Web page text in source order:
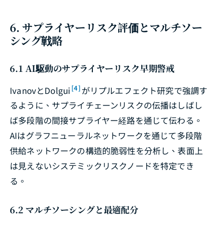
6. サプライヤーリスク評価とマルチソー
シング戦略
6.1 AI駆動のサプライヤーリスク早期警戒
IvanovとDolgui [4] がリプルエフェクト研究で強調す
るように、サプライチェーンリスクの伝播はしばし
ば多段階の間接サプライヤー経路を通じて伝わる。
AIはグラフニューラルネットワークを通じて多段階
供給ネットワークの構造的脆弱性を分析し、表面上
は見えないシステミックリスクノードを特定でき
る。
6.2 マルチソーシングと最適配分